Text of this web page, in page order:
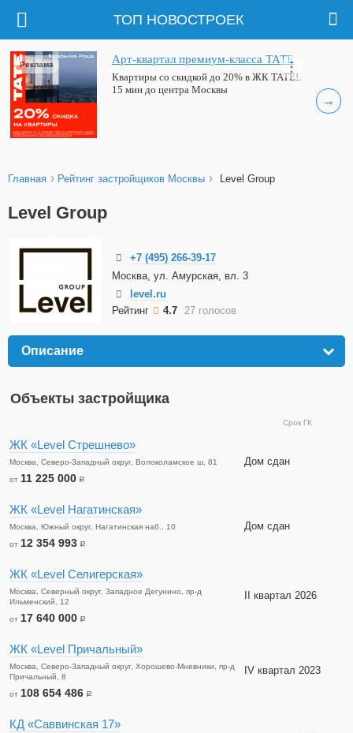
ТОП НОВОСТРОЕК
→
Арт-квартал премиум-класса ТАТЕ
Квартиры со скидкой до 20% в ЖК ТАТЕ!.
15 мин до центра Москвы
Реклама
Главная › Рейтинг застройщиков Москвы › Level Group
Level Group
+7 (495) 266-39-17
Москва, ул. Амурская, вл. 3
level.ru
Рейтинг
4.7 27 голосов
Описание
Объекты застройщика
Срок ГК
ЖК «Level Стрешнево»
Москва, Северо-Западный округ, Волоколамское ш, 81
от 11 225 000 a
Дом сдан
ЖК «Level Нагатинская»
Москва, Южный округ, Нагатинская наб., 10
от 12 354 993 a
Дом сдан
ЖК «Level Селигерская»
Москва, Северный округ, Западное Дегунино, пр-д
Ильменский, 12
от 17 640 000 a
II квартал 2026
ЖК «Level Причальный»
Москва, Северо-Западный округ, Хорошево-Мневники, пр-д
Причальный, 8
от 108 654 486 a
IV квартал 2023
КД «Саввинская 17»